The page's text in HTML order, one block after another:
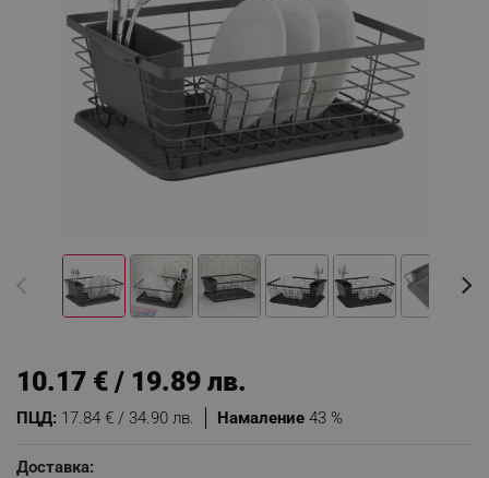
Намаление 43 %
ПЦД: 17.84 € / 34.90 лв.
10.17 € / 19.89 лв.
Доставка: